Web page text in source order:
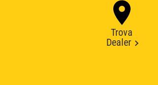
Trova
Dealer